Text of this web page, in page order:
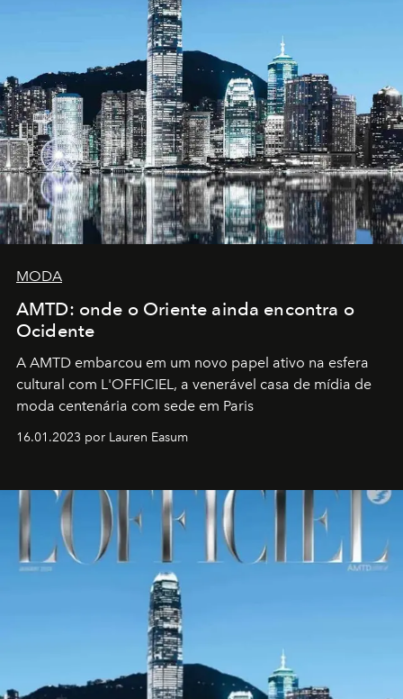
MODA
AMTD: onde o Oriente ainda encontra o
Ocidente
A AMTD embarcou em um novo papel ativo na esfera
cultural com L'OFFICIEL, a venerável casa de mídia de
moda centenária com sede em Paris
16.01.2023 por Lauren Easum